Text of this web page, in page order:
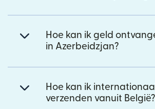
Hoe kan ik geld
in Azerbeidzjan?
Hoe kan ik
verzenden vanuit België?